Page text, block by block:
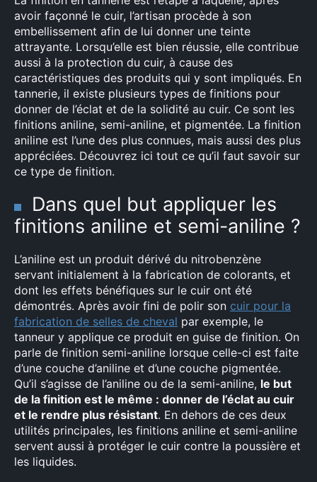
avoir façonné le cuir, l’artisan procède à son
embellissement afin de lui donner une teinte
attrayante. Lorsqu’elle est bien réussie, elle contribue
aussi à la protection du cuir, à cause des
caractéristiques des produits qui y sont impliqués. En
tannerie, il existe plusieurs types de finitions pour
donner de l’éclat et de la solidité au cuir. Ce sont les
finitions aniline, semi-aniline, et pigmentée. La finition
aniline est l’une des plus connues, mais aussi des plus
appréciées. Découvrez ici tout ce qu’il faut savoir sur
ce type de finition.
Dans quel but appliquer les
finitions aniline et semi-aniline ?
L’aniline est un produit dérivé du nitrobenzène
servant initialement à la fabrication de colorants, et
dont les effets bénéfiques sur le cuir ont été
démontrés. Après avoir fini de polir son cuir pour la
fabrication de selles de cheval par exemple, le
tanneur y applique ce produit en guise de finition. On
parle de finition semi-aniline lorsque celle-ci est faite
d’une couche d’aniline et d’une couche pigmentée.
Qu’il s’agisse de l’aniline ou de la semi-aniline, le but
de la finition est le même : donner de l’éclat au cuir
et le rendre plus résistant. En dehors de ces deux
utilités principales, les finitions aniline et semi-aniline
servent aussi à protéger le cuir contre la poussière et
les liquides.